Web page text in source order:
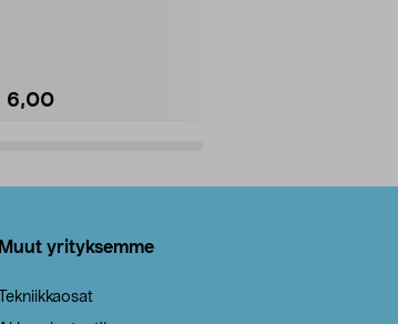
6,00
Muut yrityksemme
Tekniikkaosat